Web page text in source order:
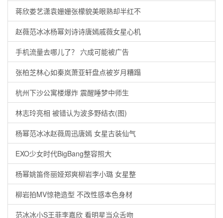
蒋欣娄艺潇袁姗姗张檬貌美眼熟却半红不
赵薇范冰冰杨幂刘诗诗唐嫣戚薇女星心机
手机流量去哪儿了？ 六成可能被广告
张柏芝林心如秦岚萧亚轩盘点被岁月糟蹋
杭州下沙公寓楼爆炸 震醒睡梦中师生
林志玲亮相 被错认为波多野结衣(图)
杨幂范冰冰赵薇周迅唐嫣 女星古装仙气
EXO少女时代BigBang整容照大
杨幂姚笛佟丽娅郑爽柳岩李小璐 女星整
柳岩拍MV惊艳造型 不改性感本色身材
范冰冰小S王菲李嘉欣 看明星当众舌吻